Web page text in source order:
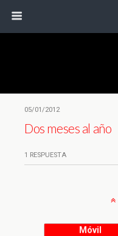
05/01/2012
Dos meses al año
1 RESPUESTA
Móvil